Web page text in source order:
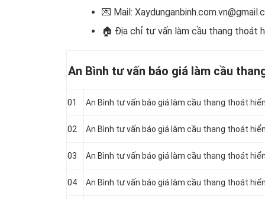
💌 Mail:
🏠 Địa chỉ tư vấn làm cầu thang thoát
An Bình tư vấn báo giá làm cầu
01 An Bình tư vấn báo giá làm cầu thang thoát
02 An Bình tư vấn báo giá làm cầu thang thoát
03 An Bình tư vấn báo giá làm cầu thang thoát
04 An Bình tư vấn báo giá làm cầu thang thoát